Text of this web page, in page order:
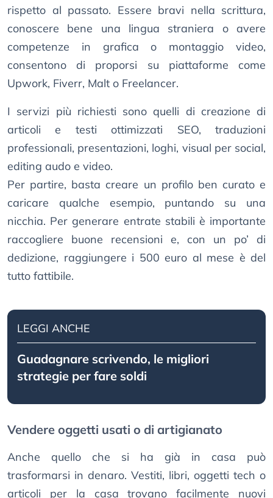
rispetto al passato. Essere bravi nella scrittura,
conoscere bene una lingua straniera o avere
competenze in grafica o montaggio video,
consentono di proporsi su piattaforme come
Upwork, Fiverr, Malt o Freelancer.
I servizi più richiesti sono quelli di creazione di
articoli e testi ottimizzati SEO, traduzioni
professionali, presentazioni, loghi, visual per social,
editing audo e video.
Per partire, basta creare un profilo ben curato e
caricare qualche esempio, puntando su una
nicchia. Per generare entrate stabili è importante
raccogliere buone recensioni e, con un po’ di
dedizione, raggiungere i 500 euro al mese è del
tutto fattibile.
LEGGI ANCHE
Guadagnare scrivendo, le migliori
strategie per fare soldi
Vendere oggetti usati o di artigianato
Anche quello che si ha già in casa può
trasformarsi in denaro. Vestiti, libri, oggetti tech o
articoli per la casa trovano facilmente nuovi